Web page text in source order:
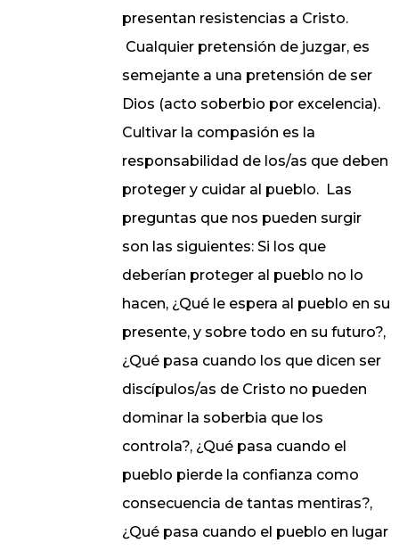
presentan resistencias a Cristo.
Cualquier pretensión de juzgar, es
semejante a una pretensión de ser
Dios (acto soberbio por excelencia).
Cultivar la compasión es la
responsabilidad de los/as que deben
proteger y cuidar al pueblo. Las
preguntas que nos pueden surgir
son las siguientes: Si los que
deberían proteger al pueblo no lo
hacen, ¿Qué le espera al pueblo en su
presente, y sobre todo en su futuro?,
¿Qué pasa cuando los que dicen ser
discípulos/as de Cristo no pueden
dominar la soberbia que los
controla?, ¿Qué pasa cuando el
pueblo pierde la confianza como
consecuencia de tantas mentiras?,
¿Qué pasa cuando el pueblo en lugar